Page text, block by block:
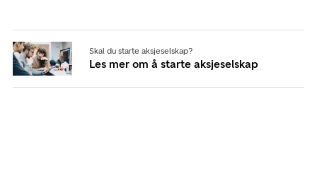
Skal du starte aksjeselskap?
Les mer om å starte aksjeselskap